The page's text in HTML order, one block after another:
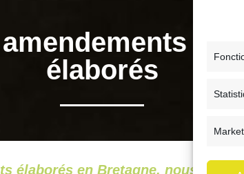
élaborés
élaborés en Bretagne, nous